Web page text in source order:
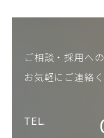
ご相談・採用へ
お気軽にご連絡く